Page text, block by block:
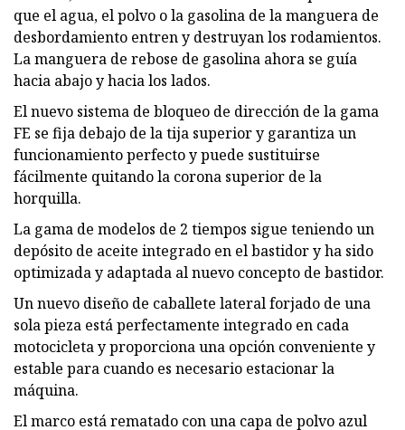
que el agua, el polvo o la gasolina de la manguera de
desbordamiento entren y destruyan los rodamientos.
La manguera de rebose de gasolina ahora se guía
hacia abajo y hacia los lados.
El nuevo sistema de bloqueo de dirección de la gama
FE se fija debajo de la tija superior y garantiza un
funcionamiento perfecto y puede sustituirse
fácilmente quitando la corona superior de la
horquilla.
La gama de modelos de 2 tiempos sigue teniendo un
depósito de aceite integrado en el bastidor y ha sido
optimizada y adaptada al nuevo concepto de bastidor.
Un nuevo diseño de caballete lateral forjado de una
sola pieza está perfectamente integrado en cada
motocicleta y proporciona una opción conveniente y
estable para cuando es necesario estacionar la
máquina.
El marco está rematado con una capa de polvo azul